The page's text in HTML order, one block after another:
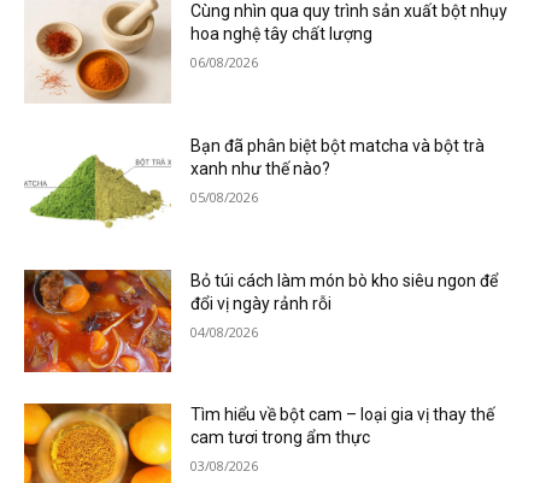
Cùng nhìn qua quy trình sản xuất bột nhụy
hoa nghệ tây chất lượng
06/08/2026
Bạn đã phân biệt bột matcha và bột trà
xanh như thế nào?
05/08/2026
Bỏ túi cách làm món bò kho siêu ngon để
đổi vị ngày rảnh rỗi
04/08/2026
Tìm hiểu về bột cam – loại gia vị thay thế
cam tươi trong ẩm thực
03/08/2026